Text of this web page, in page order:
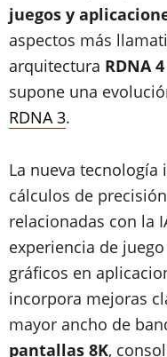
juegos y
aspectos más
arquitectura RDNA 4
supone una
RDNA 3.
La nueva
cálculos de
relacionadas con la
experiencia de
gráficos en
incorpora mejoras
mayor ancho de
pantallas 8K,